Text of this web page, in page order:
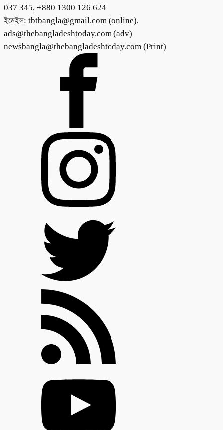
037 345, +880 1300 126 624
ইমেইল: tbtbangla@gmail.com (online),
ads@thebangladeshtoday.com (adv)
newsbangla@thebangladeshtoday.com (Print)